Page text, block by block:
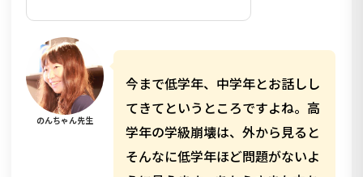
のんちゃん先生
今まで低学年、中学年とお話しし
てきてというところですよね。高
学年の学級崩壊は、外から見ると
そんなに低学年ほど問題がないよ